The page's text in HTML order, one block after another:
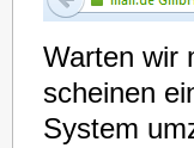
Warten wir
scheinen
System